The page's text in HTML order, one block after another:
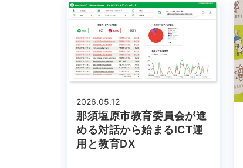
2026.05.12
那須塩原市教育委員会が進
める対話から始まるICT運
用と教育DX